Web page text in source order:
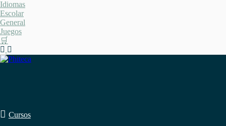
Saltar
al
contenido
Idiomas
Escolar
General
Juegos
🛒
Cursos